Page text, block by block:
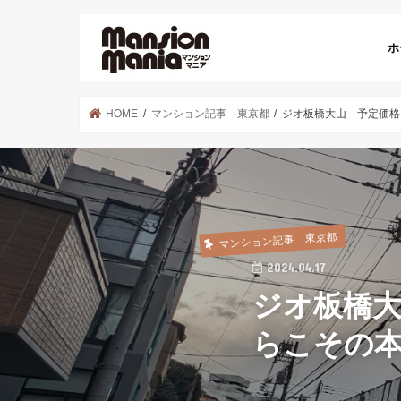
HOME マンション記事 東京都 ジオ板橋大山 予定価
マンション記事 東京都
2024.04.17
ジオ板橋
らこその